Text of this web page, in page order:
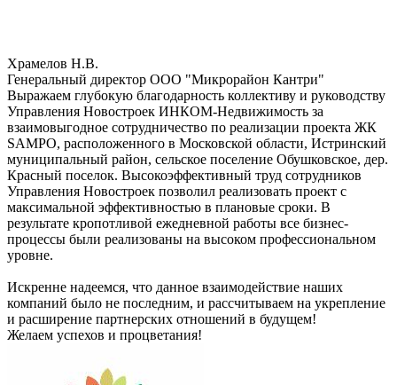
Храмелов Н.В.
Генеральный директор ООО "Микрорайон Кантри"
Выражаем глубокую благодарность коллективу и руководству
Управления Новостроек ИНКОМ-Недвижимость за
взаимовыгодное сотрудничество по реализации проекта ЖК
SAMPO, расположенного в Московской области, Истринский
муниципальный район, сельское поселение Обушковское, дер.
Красный поселок. Высокоэффективный труд сотрудников
Управления Новостроек позволил реализовать проект с
максимальной эффективностью в плановые сроки. В
результате кропотливой ежедневной работы все бизнес-
процессы были реализованы на высоком профессиональном
уровне.
Искренне надеемся, что данное взаимодействие наших
компаний было не последним, и рассчитываем на укрепление
и расширение партнерских отношений в будущем!
Желаем успехов и процветания!